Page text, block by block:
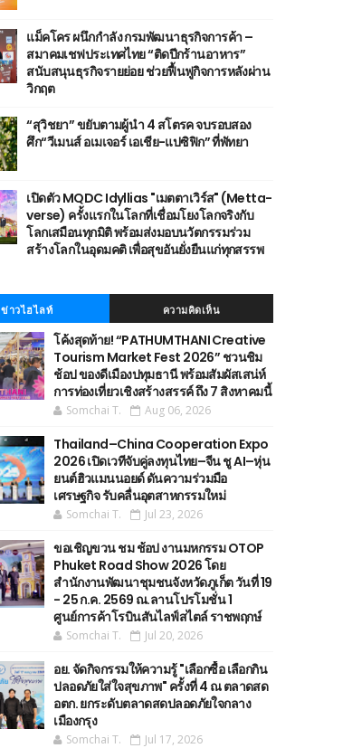
แม็คโคร ผนึกกำลัง กรมพัฒนาธุรกิจการค้า –
สมาคมเชฟประเทศไทย “ติดปีกร้านอาหาร”
สนับสนุนธุรกิจรายย่อย ช่วยฟื้นฟูกิจการหลังผ่าน
วิกฤต
“สุวิชยา” ขยับตามผู้นำ 4 สโตรค จบรอบสอง
ศึก“วีเมนส์ อเมเจอร์ เอเชีย-แปซิฟิก” ที่พัทยา
เปิดตัว MQDC Idyllias "เมตตาเวิร์ส" (Metta-
verse) ครั้งแรกในโลกที่เชื่อมโยงโลกจริงกับ
โลกเสมือนทุกมิติ พร้อมส่งมอบนวัตกรรมร่วม
สร้างโลกในอุดมคติ เพื่อสุขอันยั่งยืนแก่ทุกสรรพ
ข่าวไฮไลท์ ความคิดเห็น
โค้งสุดท้าย! “PATHUMTHANI Creative
Tourism Market Fest 2026” ชวนชิม
ช้อป ของดีเมืองปทุมธานี พร้อมสัมผัสเสน่ห์
การท่องเที่ยวเชิงสร้างสรรค์ ถึง 7 สิงหาคมนี้
Somchai T. Aug 06, 2026
Thailand–China Cooperation Expo
2026 เปิดเวทีจับคู่ลงทุนไทย–จีน ชู AI–หุ่น
ยนต์ฮิวแมนนอยด์ ดันความร่วมมือ
เศรษฐกิจ รับคลื่นอุตสาหกรรมใหม่
Somchai T. Jul 23, 2026
ขอเชิญขวน ชม ช้อป งานมหกรรม OTOP
Phuket Road Show 2026 โดย
สำนักงานพัฒนาชุมชนจังหวัดภูเก็ต วันที่ 19
- 25 ก.ค. 2569 ณ.ลานโปรโมชั่น 1
ศูนย์การค้าโรบินสันไลฟ์สไตล์ ราชพฤกษ์
Somchai T. Jul 20, 2026
อย. จัดกิจกรรมให้ความรู้ "เลือกซื้อ เลือกกิน
ปลอดภัยใส่ใจสุขภาพ" ครั้งที่ 4 ณ ตลาดสด
อตก. ยกระดับตลาดสดปลอดภัยใจกลาง
เมืองกรุง
Somchai T. Jul 17, 2026